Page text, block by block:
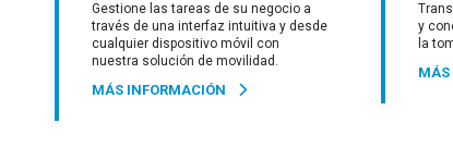
Gestione las tareas de su negocio a
través de una interfaz intuitiva y desde
cualquier dispositivo móvil con
nuestra solución de movilidad.
MÁS INFORMACIÓN
y
la
MÁS